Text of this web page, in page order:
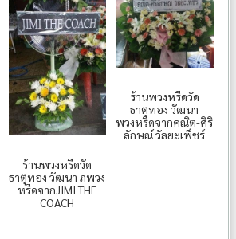
ร้านพวงหรีดวัด
ธาตุทอง วัฒนา ภพวง
หรีดจากJIMI THE
COACH
ร้านพวงหรีดวัด
ธาตุทอง วัฒนา
พวงหรีดจากคณิต-ศิริ
ลักษณ์ วัลยะเพ็ชร์